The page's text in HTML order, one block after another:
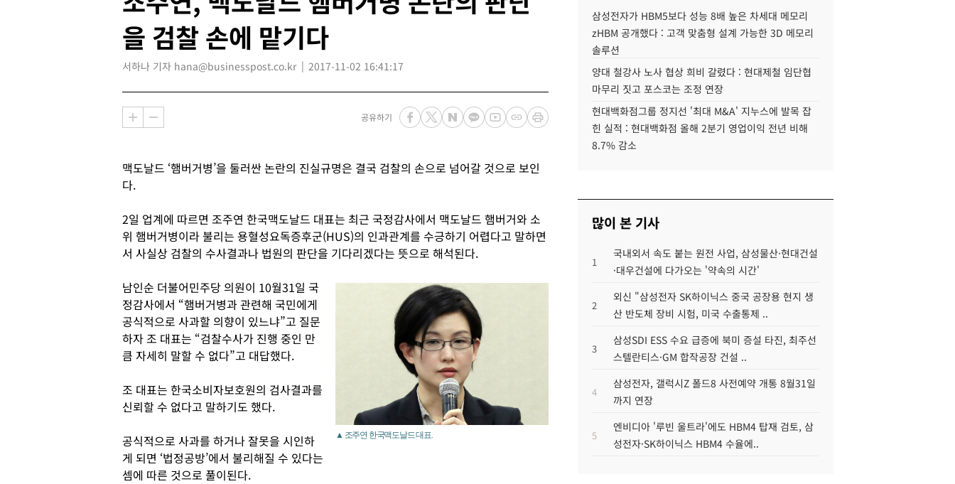
을 검찰 손에 맡기다
서하나 기자 hana@businesspost.co.kr 2017-11-02 16:41:17
공유하기
맥도날드 ‘햄버거병’을 둘러싼 논란의 진실규명은 결국 검찰의 손으로 넘어갈 것으로 보인
다.
2일 업계에 따르면 조주연 한국맥도날드 대표는 최근 국정감사에서 맥도날드 햄버거와 소
위 햄버거병이라 불리는 용혈성요독증후군(HUS)의 인과관계를 수긍하기 어렵다고 말하면
서 사실상 검찰의 수사결과나 법원의 판단을 기다리겠다는 뜻으로 해석된다.
▲ 조주연 한국맥도날드 대표.
남인순 더불어민주당 의원이 10월31일 국
정감사에서 “햄버거병과 관련해 국민에게
공식적으로 사과할 의향이 있느냐”고 질문
하자 조 대표는 “검찰수사가 진행 중인 만
큼 자세히 말할 수 없다”고 대답했다.
조 대표는 한국소비자보호원의 검사결과를
신뢰할 수 없다고 말하기도 했다.
공식적으로 사과를 하거나 잘못을 시인하
게 되면 ‘법정공방’에서 불리해질 수 있다는
셈에 따른 것으로 풀이된다.
삼성전자가 HBM5보다 성능 8배 높은 차세대 메모리
zHBM 공개했다 : 고객 맞춤형 설계 가능한 3D 메모리
솔루션
양대 철강사 노사 협상 희비 갈렸다 : 현대제철 임단협
마무리 짓고 포스코는 조정 연장
현대백화점그룹 정지선 '최대 M&A' 지누스에 발목 잡
힌 실적 : 현대백화점 올해 2분기 영업이익 전년 비해
8.7% 감소
많이 본 기사
1
국내외서 속도 붙는 원전 사업, 삼성물산·현대건설
·대우건설에 다가오는 '약속의 시간'
2
외신 "삼성전자 SK하이닉스 중국 공장용 현지 생
산 반도체 장비 시험, 미국 수출통제 ..
3
삼성SDI ESS 수요 급증에 북미 증설 타진, 최주선
스텔란티스·GM 합작공장 건설 ..
4
삼성전자, 갤럭시Z 폴드8 사전예약 개통 8월31일
까지 연장
5
엔비디아 '루빈 울트라'에도 HBM4 탑재 검토, 삼
성전자·SK하이닉스 HBM4 수율에..